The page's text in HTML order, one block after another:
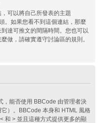
可以將自己所發表的主題
。如果您看不到這個連結，那麼
達可推文的間隔時間。您也可以
做，請確實遵守討論區的規則。
，能否使用 BBCode 由管理者決
）。BBCode 本身和 HTML 風格
和 > 並且這種方式提供更多的顯